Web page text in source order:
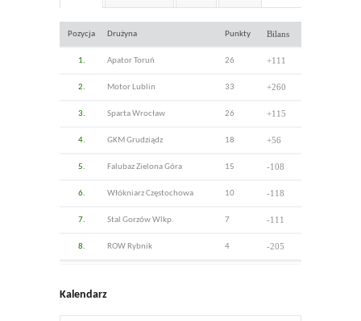
Pozycja Drużyna Punkty Bilans
1. Apator Toruń 26 +111
2. Motor Lublin 33 +260
3. Sparta Wrocław 26 +115
4. GKM Grudziądz 18 +56
5. Falubaz Zielona Góra 15 -108
6. Włókniarz Częstochowa 10 -118
7. Stal Gorzów Wlkp. 7 -111
8. ROW Rybnik 4 -205
Kalendarz